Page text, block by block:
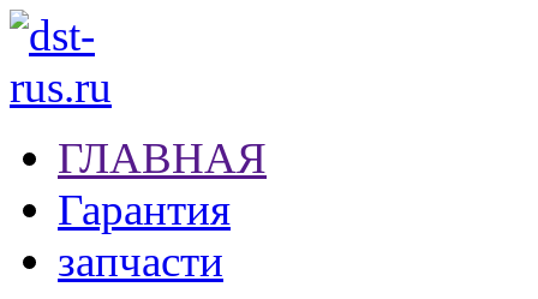
ГЛАВНАЯ
Гарантия
запчасти